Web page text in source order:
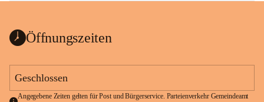
Öffnungszeiten
Geschlossen
Angegebene Zeiten gelten für Post und Bürgerservice. Parteienverkehr Gemeindeamt